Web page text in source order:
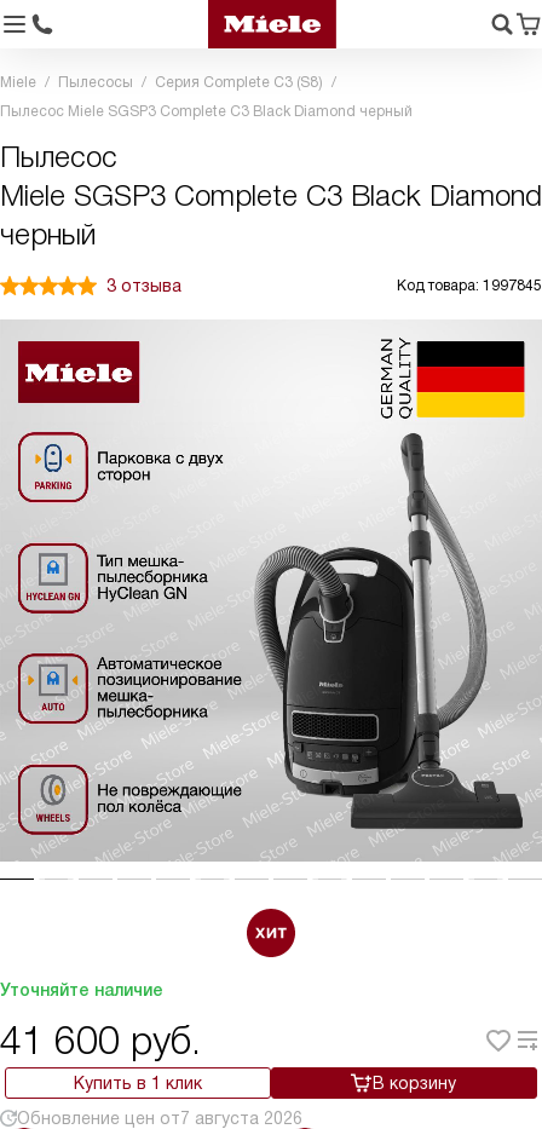
Miele Пылесосы
Серия Complete C3 (S8)
Пылесос Miele SGSP3 Complete C3 Black Diamond черный
Пылесос
Miele SGSP3 Complete C3 Black Diamond
черный
3 отзыва Код товара: 1997845
Уточняйте наличие
41 600 руб.
Купить в 1 клик
В корзину
Обновление цен от7 августа 2026